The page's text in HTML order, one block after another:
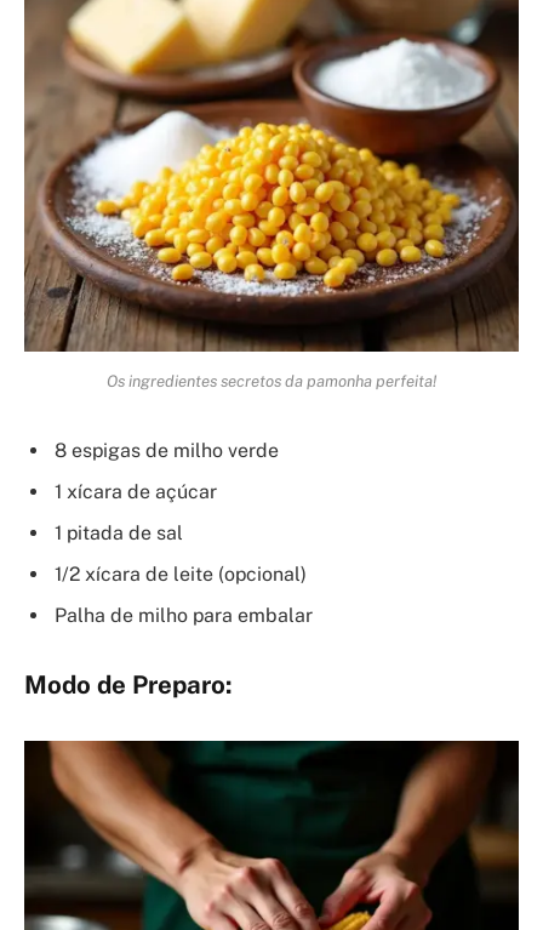
Os ingredientes secretos da pamonha perfeita!
8 espigas de milho verde
1 xícara de açúcar
1 pitada de sal
1/2 xícara de leite (opcional)
Palha de milho para embalar
Modo de Preparo: